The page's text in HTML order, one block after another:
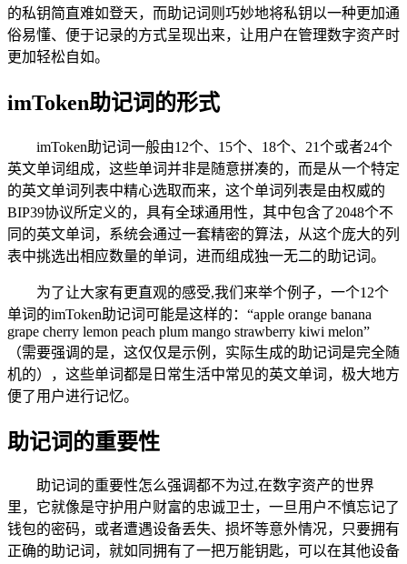
的私钥简直难如登天，而助记词则巧妙地将私钥以一种更加通
俗易懂、便于记录的方式呈现出来，让用户在管理数字资产时
更加轻松自如。
imToken助记词的形式
imToken助记词一般由12个、15个、18个、21个或者24个
英文单词组成，这些单词并非是随意拼凑的，而是从一个特定
的英文单词列表中精心选取而来，这个单词列表是由权威的
BIP39协议所定义的，具有全球通用性，其中包含了2048个不
同的英文单词，系统会通过一套精密的算法，从这个庞大的列
表中挑选出相应数量的单词，进而组成独一无二的助记词。
为了让大家有更直观的感受,我们来举个例子，一个12个
单词的imToken助记词可能是这样的：“apple orange banana
grape cherry lemon peach plum mango strawberry kiwi melon”
（需要强调的是，这仅仅是示例，实际生成的助记词是完全随
机的），这些单词都是日常生活中常见的英文单词，极大地方
便了用户进行记忆。
助记词的重要性
助记词的重要性怎么强调都不为过,在数字资产的世界
里，它就像是守护用户财富的忠诚卫士，一旦用户不慎忘记了
钱包的密码，或者遭遇设备丢失、损坏等意外情况，只要拥有
正确的助记词，就如同拥有了一把万能钥匙，可以在其他设备